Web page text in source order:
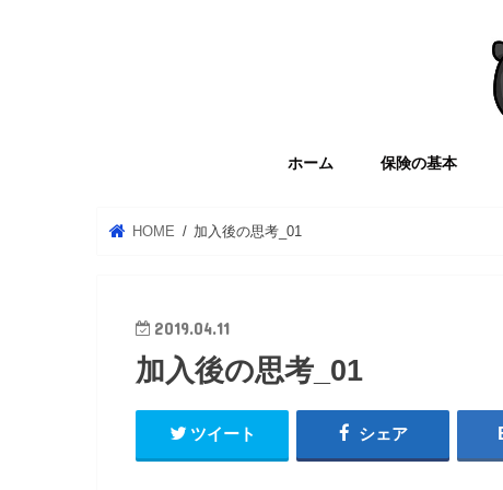
ホーム 保険の基本
HOME 加入後の思考_01
2019.04.11
加入後の思考_01
ツイート シェア